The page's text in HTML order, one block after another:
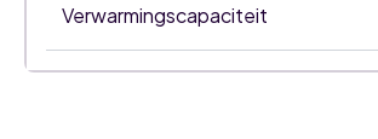
Verwarmingscapaciteit